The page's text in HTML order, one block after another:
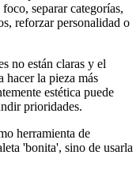
separar categorías,
reforzar personalidad o
no están claras y el
hacer la pieza más
estética puede
prioridades.
herramienta de
'bonita', sino de usarla